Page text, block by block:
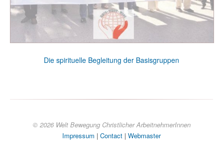
Die spirituelle Begleitung der Basisgruppen
© 2026 Welt Bewegung Christlicher ArbeitnehmerInnen
Impressum | Contact | Webmaster